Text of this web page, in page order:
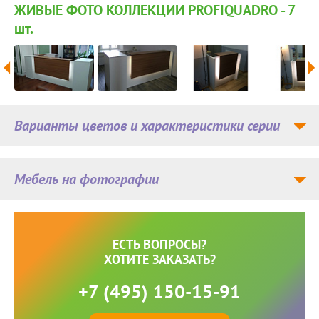
ЖИВЫЕ ФОТО КОЛЛЕКЦИИ PROFIQUADRO - 7
шт.
Мебель на фотографии
Варианты цветов и характеристики серии
ЕСТЬ ВОПРОСЫ?
ХОТИТЕ ЗАКАЗАТЬ?
+7 (495) 150-15-91